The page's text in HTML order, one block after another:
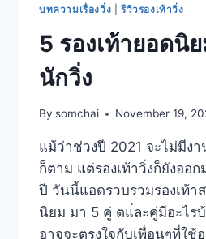
บทความเรื่องวิ่ง |รีวิวรองเท้าวิ่ง
5 รองเท้ายอดนิ
นักวิ่ง
By somchai November 19,
แม้ว่าช่วงปี 2021 จะไม่มีง
ก็ตาม แต่รองเท้าวิ่งก็ยังออ
ปี วันนี้แอดรวบรวมรองเท้า
นิยม มา 5 คู่ ตแ่ละคู่มีอะไร
อาจจะตรงใจกับเพื่อนๆที่ใช้